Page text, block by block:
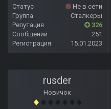
Статус
Не в сети
Группа
Сталкеры
Репутация
326
Сообщений
251
Регистрация
15.01.2023
rusder
Новичок